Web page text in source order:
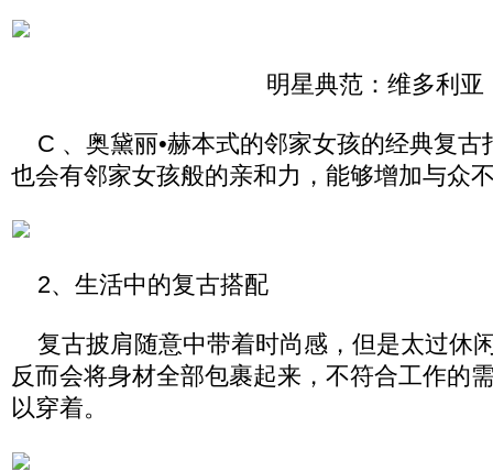
明星典范：维多利亚
C 、奥黛丽•赫本式的邻家女孩的经典复古
也会有邻家女孩般的亲和力，能够增加与众
2、生活中的复古搭配
复古披肩随意中带着时尚感，但是太过休
反而会将身材全部包裹起来，不符合工作的
以穿着。